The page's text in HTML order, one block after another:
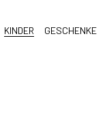
KINDER GESCHENKE